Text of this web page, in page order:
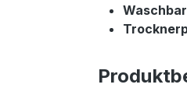
Waschbar